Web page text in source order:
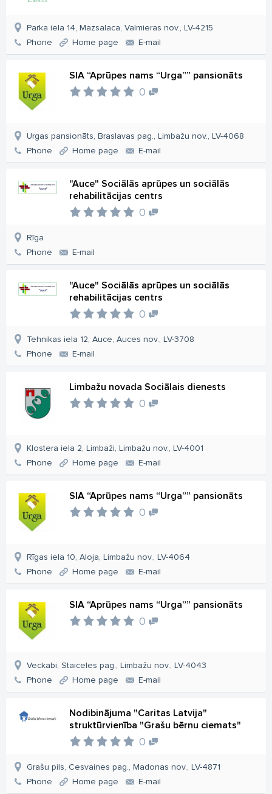
Parka iela 14, Mazsalaca, Valmieras nov., LV-4215
Phone
Home page E-mail
SIA “Aprūpes nams “Urga”” pansionāts
0
Urgas pansionāts, Braslavas pag., Limbažu nov., LV-4068
Phone
Home page E-mail
"Auce" Sociālās aprūpes un sociālās
rehabilitācijas centrs
0
Rīga
Phone
E-mail
"Auce" Sociālās aprūpes un sociālās
rehabilitācijas centrs
0
Tehnikas iela 12, Auce, Auces nov., LV-3708
Phone
E-mail
Limbažu novada Sociālais dienests
0
Klostera iela 2, Limbaži, Limbažu nov., LV-4001
Phone
Home page E-mail
SIA “Aprūpes nams “Urga”” pansionāts
0
Rīgas iela 10, Aloja, Limbažu nov., LV-4064
Phone
Home page E-mail
SIA “Aprūpes nams “Urga”” pansionāts
0
Veckabi, Staiceles pag., Limbažu nov., LV-4043
Phone
Home page E-mail
Nodibinājuma "Caritas Latvija"
struktūrvienība "Grašu bērnu ciemats"
0
Grašu pils, Cesvaines pag., Madonas nov., LV-4871
Phone
Home page E-mail